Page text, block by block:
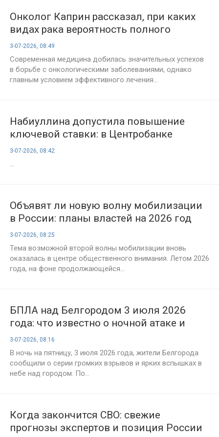
Онколог Каприн рассказал, при каких
видах рака вероятность полного
выздоровления достигает 95%
3-07-2026, 08:49
Современная медицина добилась значительных успехов
в борьбе с онкологическими заболеваниями, однако
главным условием эффективного лечения...
Набиуллина допустила повышение
ключевой ставки: в Центробанке
пересмотрели ожидания
3-07-2026, 08:42
...
Объявят ли новую волну мобилизации
в России: планы властей на 2026 год
3-07-2026, 08:25
Тема возможной второй волны мобилизации вновь
оказалась в центре общественного внимания. Летом 2026
года, на фоне продолжающейся...
БПЛА над Белгородом 3 июля 2026
года: что известно о ночной атаке и
первых последствиях
3-07-2026, 08:16
В ночь на пятницу, 3 июля 2026 года, жители Белгорода
сообщили о серии громких взрывов и ярких вспышках в
небе над городом. По...
Когда закончится СВО: свежие
прогнозы экспертов и позиция России